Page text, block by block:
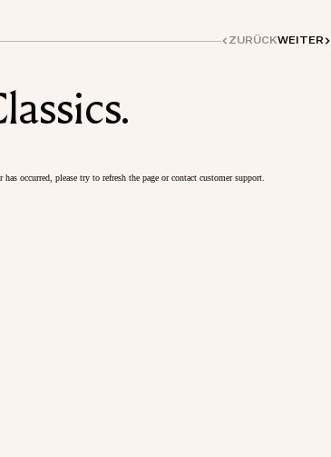
ZURÜCKWEITER
has occurred, please try to refresh the page or contact customer support.